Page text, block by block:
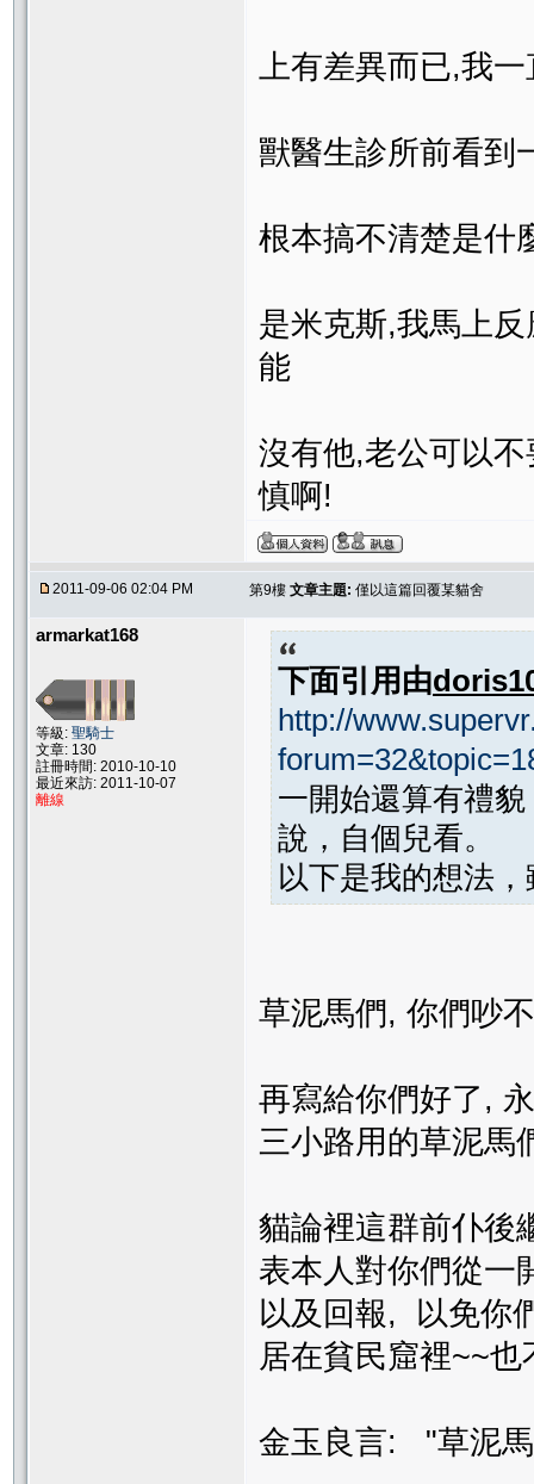
上有差異而已,我
獸醫生診所前看到
根本搞不清楚是什
是米克斯,我馬上
能
沒有他,老公可以
慎啊!
2011-09-06 02:04 PM 第9樓 文章主題: 僅以這篇回覆某貓舍
armarkat168
等級: 聖騎士
文章: 130
註冊時間: 2010-10-10
最近來訪: 2011-10-07
離線
下面引用由
http://
一開始還算有禮
說，自個兒看。
以下是我的想法
草泥馬們, 你們吵
再寫給你們好了,
三小路用的草泥馬
貓論裡這群前仆後
表本人對你們從一
以及回報, 以免你
居在貧民窟裡~~
金玉良言: "草泥